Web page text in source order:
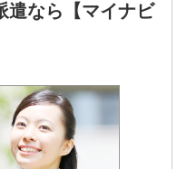
なら【マイナビ